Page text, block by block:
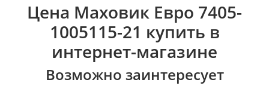
Цена Маховик Евро 7405-
1005115-21 купить в
интернет-магазине
Возможно заинтересует